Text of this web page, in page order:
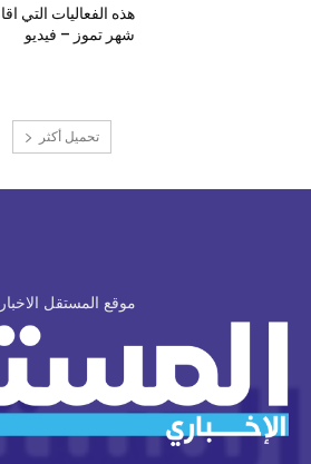
هذه الفعاليات التي
شهر تموز – فيديو
تحميل أكثر
موقع المستقل